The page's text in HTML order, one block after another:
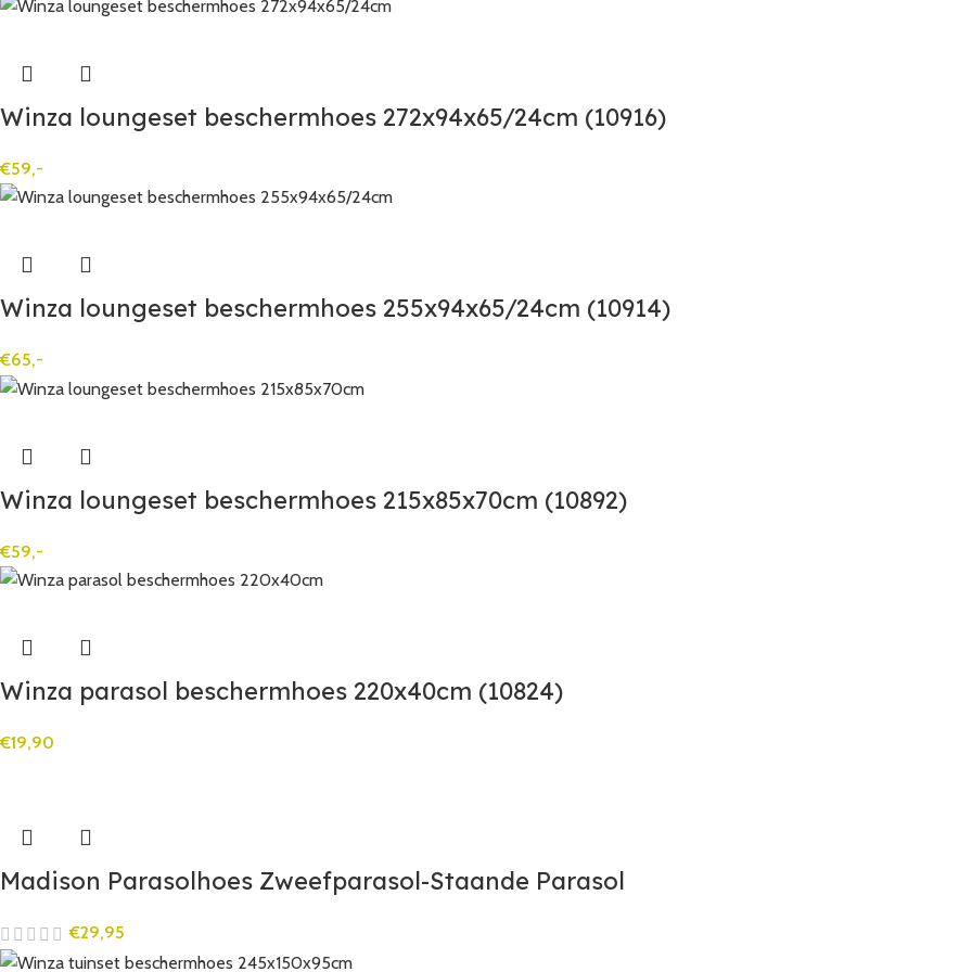
Winza loungeset beschermhoes 272x94x65/24cm (10916)
€59,-
Winza loungeset beschermhoes 255x94x65/24cm (10914)
€65,-
Winza loungeset beschermhoes 215x85x70cm (10892)
€59,-
Winza parasol beschermhoes 220x40cm (10824)
€19,90
Madison Parasolhoes Zweefparasol-Staande Parasol
€29,95